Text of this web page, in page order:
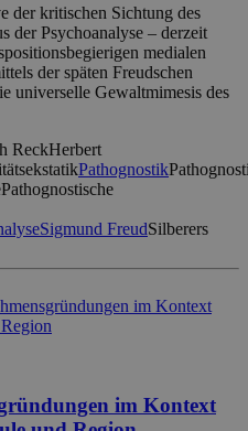
der kritischen Sichtung des
der Psychoanalyse – derzeit
medialen
der späten Freudschen
universelle Gewaltmimesis des
ReckHerbert
Pathognostik
Pathognostische
Sigmund FreudSilberers
im Kontext